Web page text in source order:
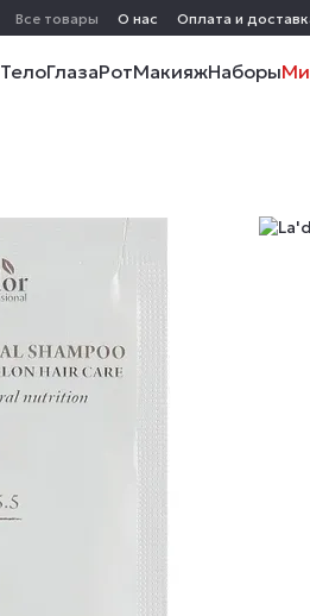
Все товары О нас Оплата и
ТелоГлазаРотМакияжНаборы